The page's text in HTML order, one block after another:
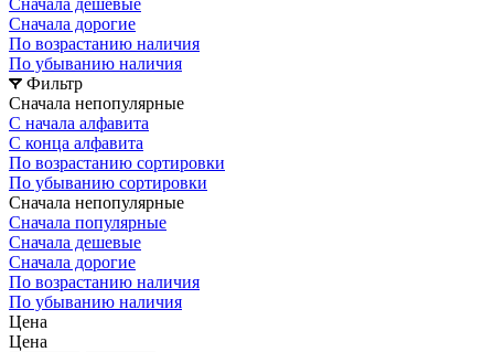
Сначала дорогие
По возрастанию наличия
По убыванию наличия
Фильтр
Сначала непопулярные
С начала алфавита
С конца алфавита
По возрастанию сортировки
По убыванию сортировки
Сначала непопулярные
Сначала популярные
Сначала дешевые
Сначала дорогие
По возрастанию наличия
По убыванию наличия
Цена
Цена